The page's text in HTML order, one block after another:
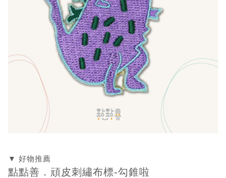
▼ 好物推薦
點點善．頑皮刺繡布標-勾錐啦